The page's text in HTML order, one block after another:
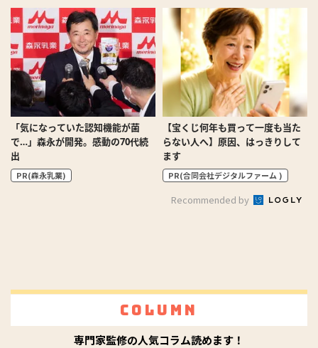
「気になっていた認知機能が菌
で…」森永が開発。感動の70代続
出
PR(森永乳業)
【宝くじ何年も買って一度も当た
らない人へ】原因、はっきりして
ます
PR(合同会社デジタルファーム )
Recommended by
Column
専門家監修の人気コラム読めます！